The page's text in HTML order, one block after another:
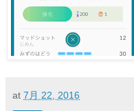
at 7月 22, 2016